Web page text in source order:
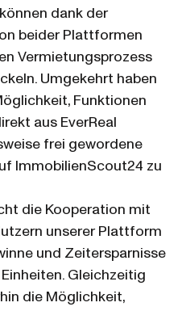
dank der
beider Plattformen
Vermietungsprozess
Umgekehrt haben
Funktionen
aus EverReal
frei gewordene
ImmobilienScout24 zu
die Kooperation mit
unserer Plattform
und Zeitersparnisse
Gleichzeitig
die Möglichkeit,